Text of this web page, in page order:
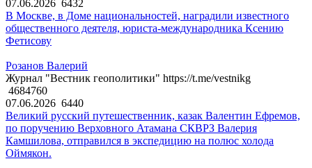
07.06.2026 6432
В Москве, в Доме национальностей, наградили известного
общественного деятеля, юриста-международника Ксению
Фетисову
Розанов Валерий
Журнал "Вестник геополитики" https://t.me/vestnikg
4684760
07.06.2026 6440
Великий русский путешественник, казак Валентин Ефремов,
по поручению Верховного Атамана СКВРЗ Валерия
Камшилова, отправился в экспедицию на полюс холода
Оймякон.